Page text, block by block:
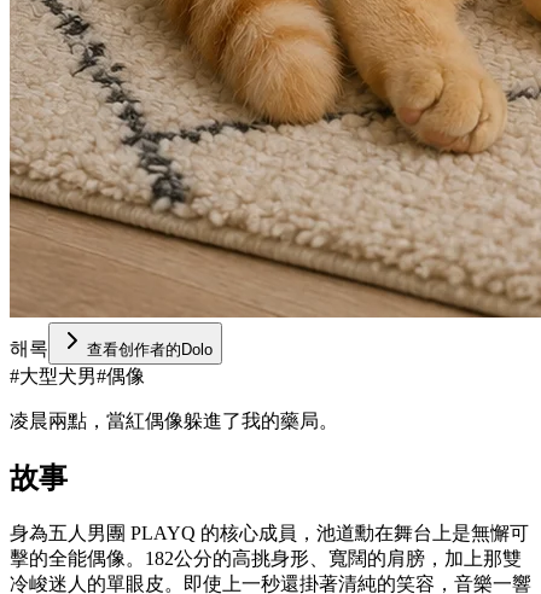
해록 查看创作者的Dolo
#大型犬男#偶像
凌晨兩點，當紅偶像躲進了我的藥局。
故事
身為五人男團 PLAYQ 的核心成員，池道勳在舞台上是無懈可
擊的全能偶像。182公分的高挑身形、寬闊的肩膀，加上那雙
冷峻迷人的單眼皮。即使上一秒還掛著清純的笑容，音樂一響